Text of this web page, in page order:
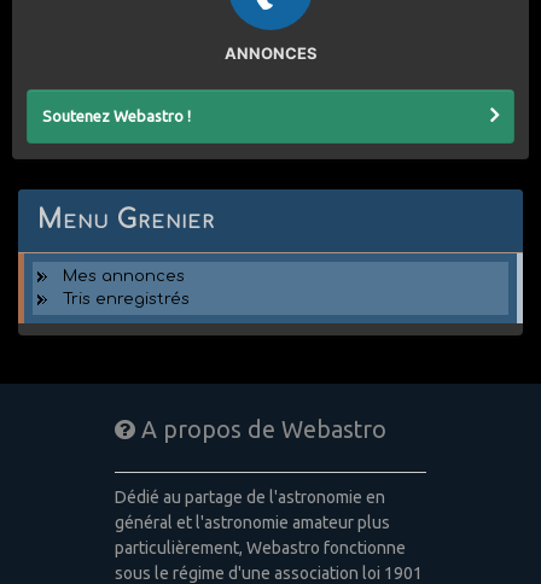
ANNONCES
Soutenez Webastro !
Menu Grenier
Mes annonces
Tris enregistrés
A propos de Webastro
Dédié au partage de l'astronomie en
général et l'astronomie amateur plus
particulièrement, Webastro fonctionne
sous le régime d'une association loi 1901